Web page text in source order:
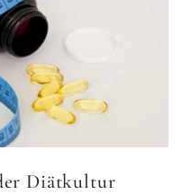
Diätkultur